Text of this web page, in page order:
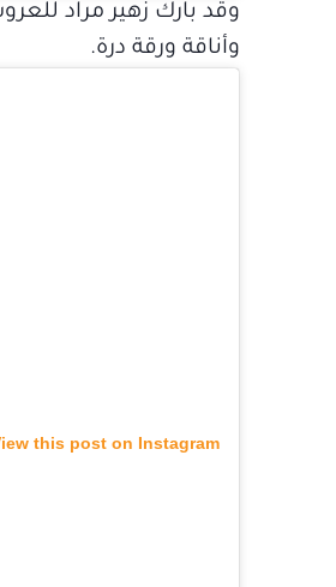
وقد بارك زهير مراد
وأناقة ورقة درة.
this post on Instagram